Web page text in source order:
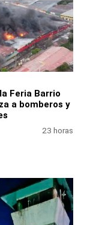
Feria Barrio
a bomberos y
23 horas